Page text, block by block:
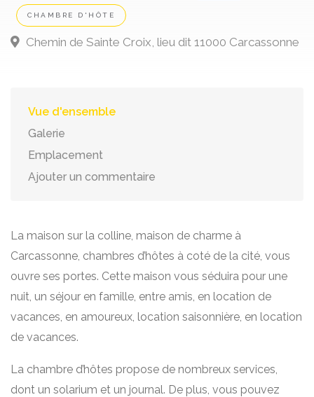
CHAMBRE D'HÔTE
Chemin de Sainte Croix, lieu dit 11000 Carcassonne
Vue d'ensemble
Galerie
Emplacement
Ajouter un commentaire
La maison sur la colline, maison de charme à
Carcassonne, chambres d’hôtes à coté de la cité, vous
ouvre ses portes. Cette maison vous séduira pour une
nuit, un séjour en famille, entre amis, en location de
vacances, en amoureux, location saisonnière, en location
de vacances.
La chambre d’hôtes propose de nombreux services,
dont un solarium et un journal. De plus, vous pouvez